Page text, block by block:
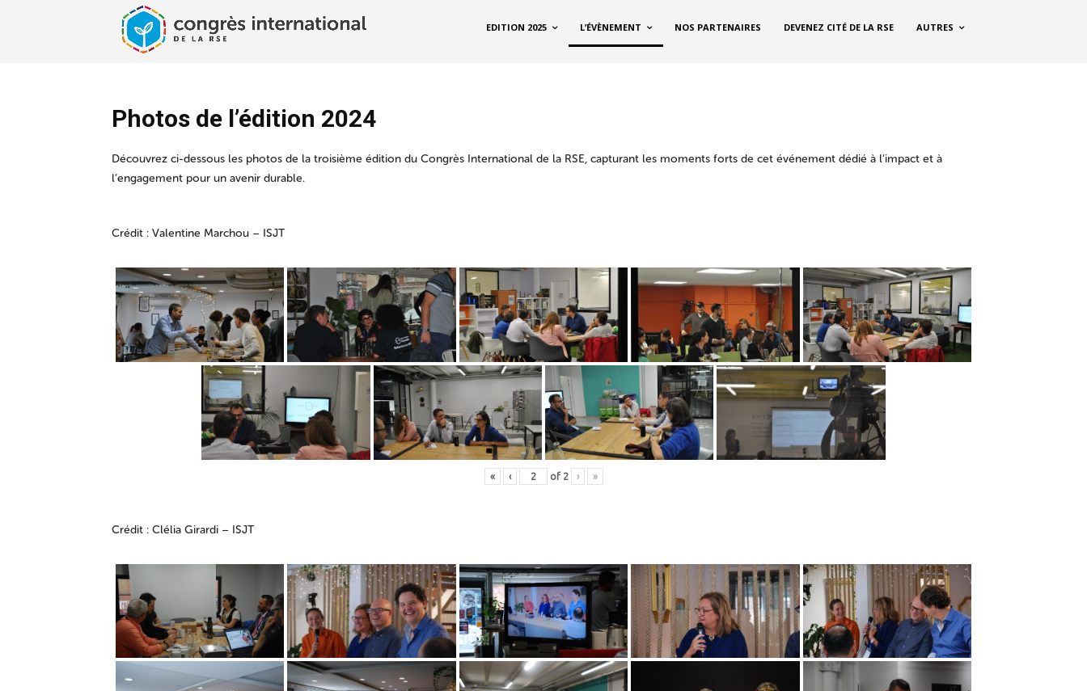
EDITION 2025 L’ÉVÈNEMENT NOS PARTENAIRES DEVENEZ CITÉ DE LA RSE AUTRES
Photos de l’édition 2024
Découvrez ci-dessous les photos de la troisième édition du Congrès International de la RSE, capturant les moments forts de cet événement dédié à l’impact et à
l’engagement pour un avenir durable.
Crédit : Valentine Marchou – ISJT
« ‹ of 2 › »
Crédit : Clélia Girardi – ISJT